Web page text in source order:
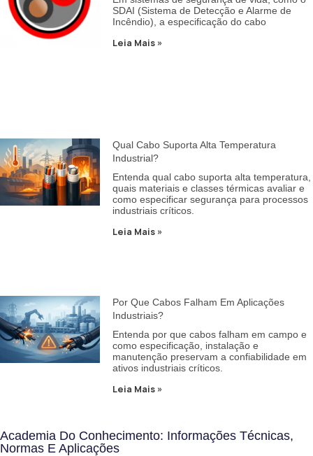
SDAI (Sistema de Detecção e Alarme de
Incêndio), a especificação do cabo
Leia Mais »
Qual Cabo Suporta Alta Temperatura
Industrial?
Entenda qual cabo suporta alta temperatura,
quais materiais e classes térmicas avaliar e
como especificar segurança para processos
industriais críticos.
Leia Mais »
Por Que Cabos Falham Em Aplicações
Industriais?
Entenda por que cabos falham em campo e
como especificação, instalação e
manutenção preservam a confiabilidade em
ativos industriais críticos.
Leia Mais »
Academia Do Conhecimento: Informações Técnicas,
Normas E Aplicações